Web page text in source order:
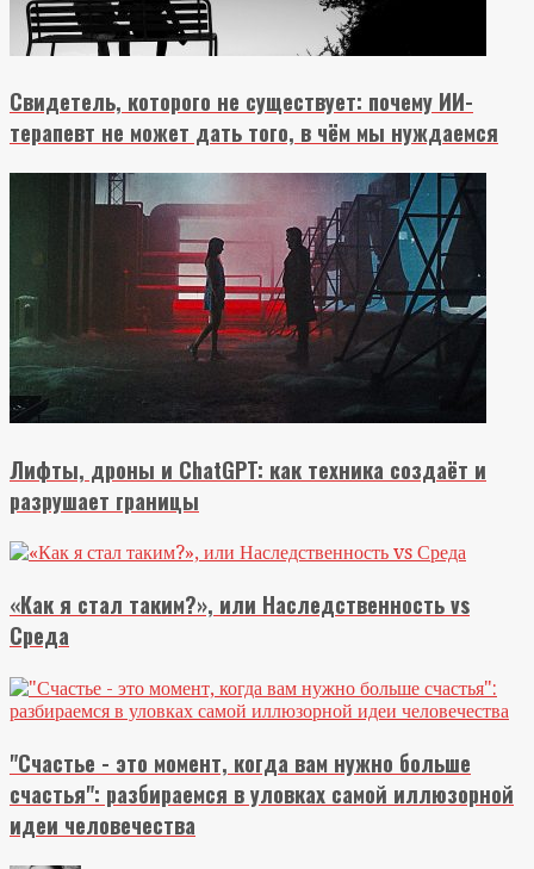
Свидетель, которого не существует: почему ИИ-
терапевт не может дать того, в чём мы нуждаемся
Лифты, дроны и ChatGPT: как техника создаёт и
разрушает границы
«Как я стал таким?», или Наследственность vs
Среда
"Счастье - это момент, когда вам нужно больше
счастья": разбираемся в уловках самой иллюзорной
идеи человечества